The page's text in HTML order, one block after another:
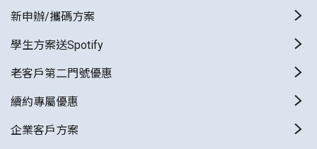
新申辦/攜碼方案
學生方案送Spotify
老客戶第二門號優惠
續約專屬優惠
企業客戶方案